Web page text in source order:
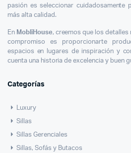
pasión es seleccionar
más alta calidad.
En MobliHouse, creemos que los detalles
compromiso es proporcionarte
espacios en lugares de inspiración y
cuenta una historia de excelencia y buen
Categorías
Luxury
Sillas
Sillas Gerenciales
Sillas, Sofás y Butacos